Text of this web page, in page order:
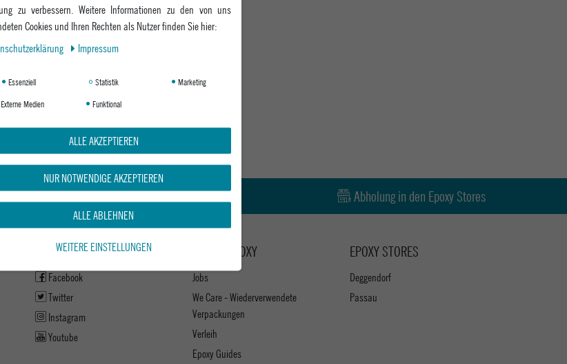
Kauf auf Rechnung Abholung in den Epoxy Stores
ABOUT EPOXY
Jobs
We Care - Wiederverwendete
Verpackungen
Verleih
Epoxy Guides
EPOXY STORES
Deggendorf
Passau
KEEP UP WITH US
Facebook
Twitter
Instagram
Youtube
zu verbessern. Weitere Informationen zu den von uns
Cookies und Ihren Rechten als Nutzer finden Sie hier:
Impressum
Essenziell Statistik
Marketing
Externe Medien
Funktional
ALLE AKZEPTIEREN
NUR NOTWENDIGE AKZEPTIEREN
ALLE ABLEHNEN
WEITERE EINSTELLUNGEN